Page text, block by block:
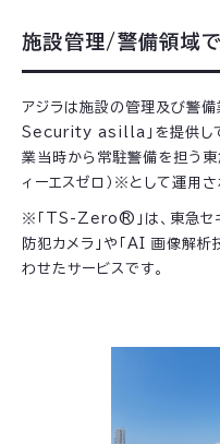
施設管理/警備領域
アジラは施設の管理及び警備
Security asilla」を提供して
業当時から常駐警備を担う
ィーエスゼロ）※として運用さ
※「TS-Zero®」は、東急セキ
防犯カメラ」や「AI 画像解析
わせたサービスです。